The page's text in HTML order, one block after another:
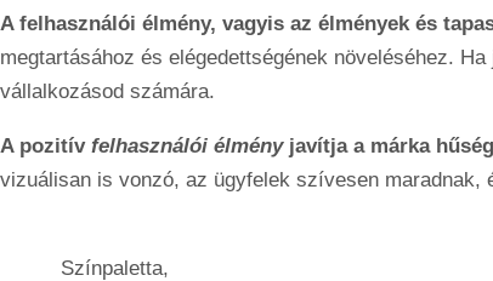
A felhasználói élmény, vagyis az élmények és
megtartásához és elégedettségének növeléséhez.
vállalkozásod számára.
A pozitív felhasználói élményjavítja a márka
vizuálisan is vonzó, az ügyfelek szívesen maradnak,
Színpaletta,